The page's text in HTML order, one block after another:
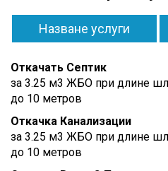
Назване услуги
Откачать Септик
за 3.25 м3 ЖБО при длине
до 10 метров
Откачка Канализации
за 3.25 м3 ЖБО при длине
до 10 метров